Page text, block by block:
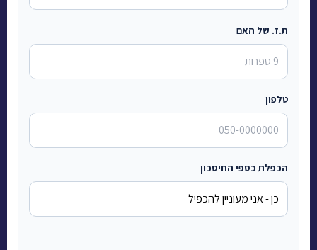
ת.ז. של האם
טלפון
הכפלת כספי החיסכון